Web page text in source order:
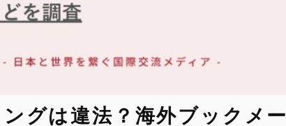
グは違法？海外ブックメー